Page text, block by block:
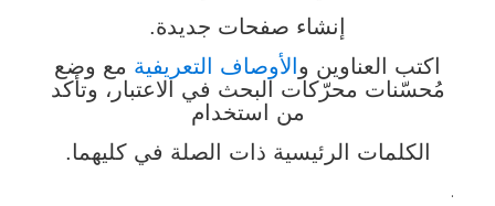
إنشاء صفحات جديدة.
اكتب العناوين و الأوصاف التعريفية مع وضع
مُحسّنات محرّكات البحث في الاعتبار، وتأكد
من استخدام
الكلمات الرئيسية ذات الصلة في كليهما.
.